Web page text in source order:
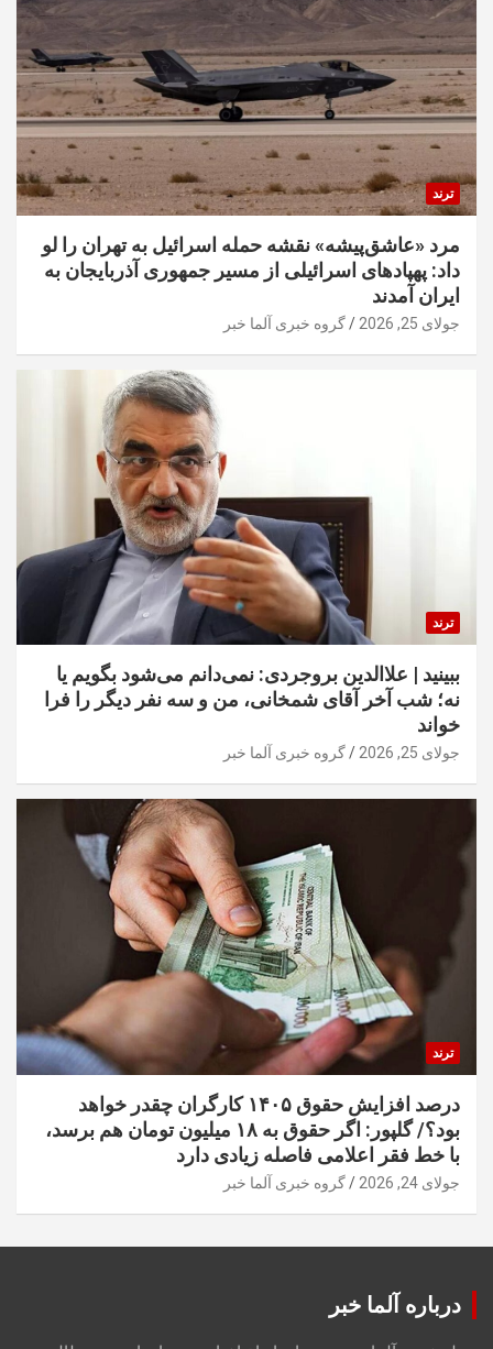
ترند
مرد «عاشق‌پیشه» نقشه حمله اسرائیل به تهران را لو
داد: پهپادهای اسرائیلی از مسیر جمهوری آذربایجان به
ایران آمدند
جولای 25, 2026 گروه خبری آلما خبر
ترند
ببینید | علاالدین بروجردی: نمی‌دانم می‌شود بگویم یا
نه؛ شب آخر آقای شمخانی، من و سه نفر دیگر را فرا
خواند
جولای 25, 2026 گروه خبری آلما خبر
ترند
درصد افزایش حقوق ۱۴۰۵ کارگران چقدر خواهد
بود؟/ گلپور: اگر حقوق به ۱۸ میلیون تومان هم برسد،
با خط فقر اعلامی فاصله زیادی دارد
جولای 24, 2026 گروه خبری آلما خبر
درباره آلما خبر